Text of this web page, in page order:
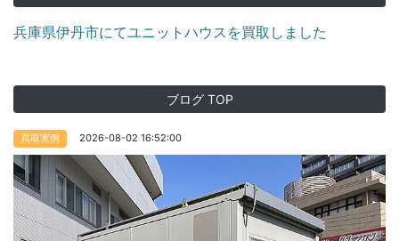
兵庫県伊丹市にてユニットハウスを買取しました
ブログ TOP
買取実例 2026-08-02 16:52:00